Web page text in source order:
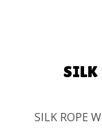
SILK
SILK ROPE